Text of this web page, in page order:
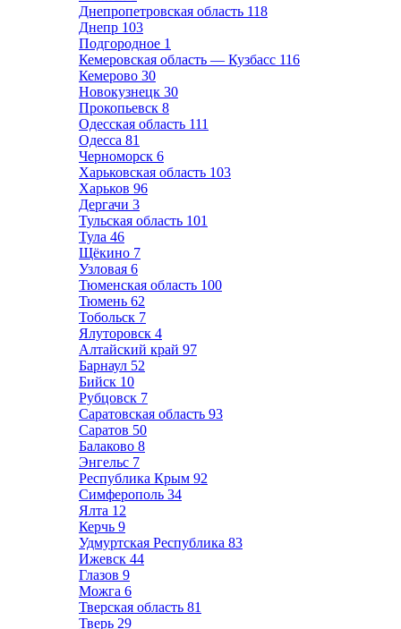
Днепропетровская область 118
Днепр 103
Подгородное 1
Кемеровская область — Кузбасс 116
Кемерово 30
Новокузнецк 30
Прокопьевск 8
Одесская область 111
Одесса 81
Черноморск 6
Харьковская область 103
Харьков 96
Дергачи 3
Тульская область 101
Тула 46
Щёкино 7
Узловая 6
Тюменская область 100
Тюмень 62
Тобольск 7
Ялуторовск 4
Алтайский край 97
Барнаул 52
Бийск 10
Рубцовск 7
Саратовская область 93
Саратов 50
Балаково 8
Энгельс 7
Республика Крым 92
Симферополь 34
Ялта 12
Керчь 9
Удмуртская Республика 83
Ижевск 44
Глазов 9
Можга 6
Тверская область 81
Тверь 29